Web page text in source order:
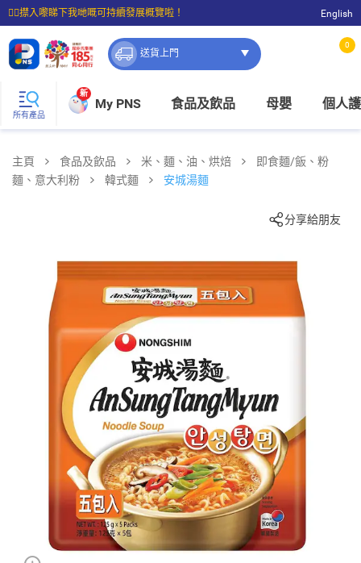
☝🏼㩒入嚟睇下我哋嘅可持續發展概覽啦！
⭐購物滿$399即享免費送貨；滿$100即可免費店取。
English
送貨上門
0
所有產品
新
My PNS 食品及飲品 母嬰 個人
主頁 食品及飲品 米、麵、油、烘焙
即食麵/飯、粉
麵、意大利粉
韓式麵 安城湯麵
分享給朋友